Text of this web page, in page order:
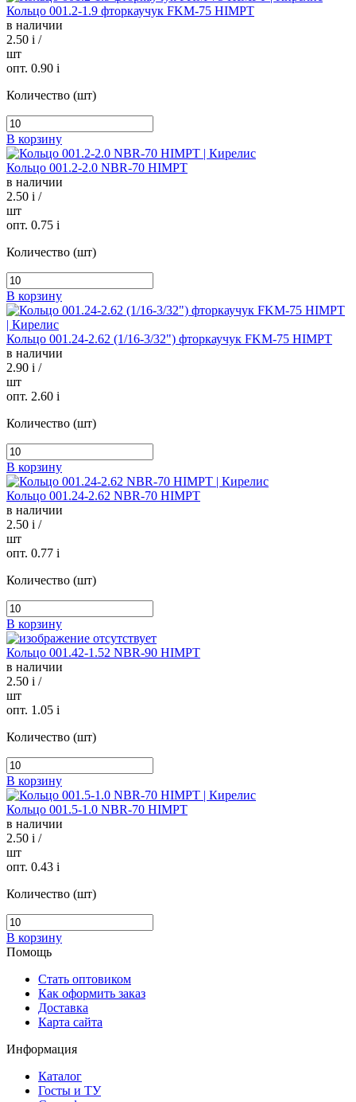
Кольцо 001.2-1.9 фторкаучук FKM-75 HIMPT
в наличии
2.50 i /
шт
опт. 0.90 i
Количество (шт)
В корзину
Кольцо 001.2-2.0 NBR-70 HIMPT
в наличии
2.50 i /
шт
опт. 0.75 i
Количество (шт)
В корзину
Кольцо 001.24-2.62 (1/16-3/32") фторкаучук FKM-75 HIMPT
в наличии
2.90 i /
шт
опт. 2.60 i
Количество (шт)
В корзину
Кольцо 001.24-2.62 NBR-70 HIMPT
в наличии
2.50 i /
шт
опт. 0.77 i
Количество (шт)
В корзину
Кольцо 001.42-1.52 NBR-90 HIMPT
в наличии
2.50 i /
шт
опт. 1.05 i
Количество (шт)
В корзину
Кольцо 001.5-1.0 NBR-70 HIMPT
в наличии
2.50 i /
шт
опт. 0.43 i
Количество (шт)
В корзину
Помощь
Стать оптовиком
Как оформить заказ
Доставка
Карта сайта
Информация
Каталог
Госты и ТУ